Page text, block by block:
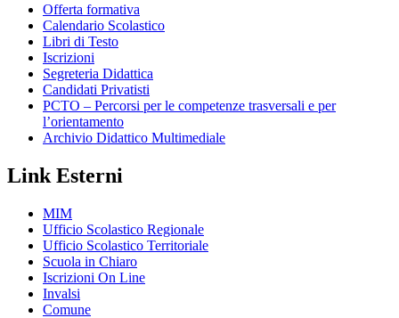
Offerta formativa
Calendario Scolastico
Libri di Testo
Iscrizioni
Segreteria Didattica
Candidati Privatisti
PCTO – Percorsi per le competenze trasversali e per
l’orientamento
Archivio Didattico Multimediale
Link Esterni
MIM
Ufficio Scolastico Regionale
Ufficio Scolastico Territoriale
Scuola in Chiaro
Iscrizioni On Line
Invalsi
Comune